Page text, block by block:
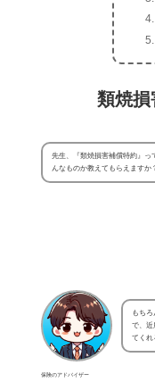
類焼損
先生、『類焼損害補償特約』っ
んなものか教えてもらえますか
保険のアドバイザー
もち
で、近
てくれ